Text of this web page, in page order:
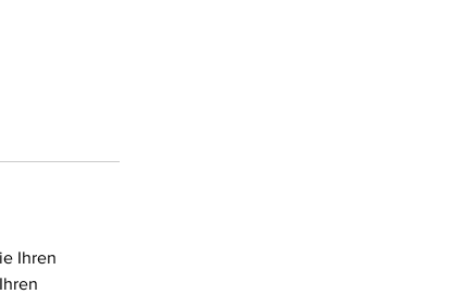
Ihren